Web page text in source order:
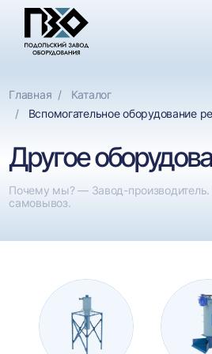
Главная
Каталог
Вспомогательное оборудование
Другое
Почему мы? — Завод-производитель.
самовывоз.